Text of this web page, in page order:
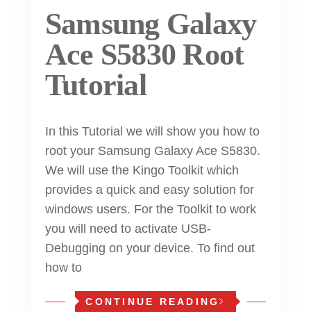
Samsung Galaxy
Ace S5830 Root
Tutorial
In this Tutorial we will show you how to
root your Samsung Galaxy Ace S5830.
We will use the Kingo Toolkit which
provides a quick and easy solution for
windows users. For the Toolkit to work
you will need to activate USB-
Debugging on your device. To find out
how to
CONTINUE READING